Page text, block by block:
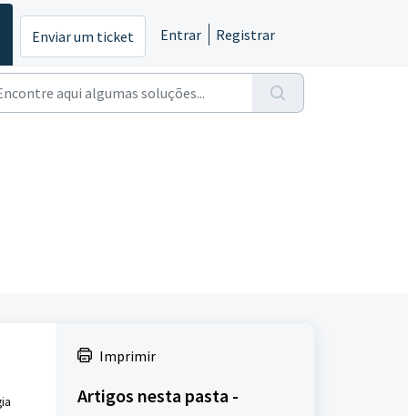
Enviar um ticket Entrar Registrar
Imprimir
Artigos nesta pasta -